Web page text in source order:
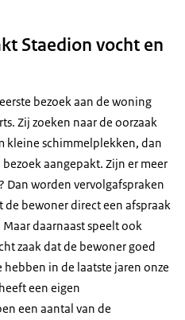
Staedion vocht en
bezoek aan de woning
Zij zoeken naar de oorzaak
kleine schimmelplekken, dan
aangepakt. Zijn er meer
Dan worden vervolgafspraken
bewoner direct een afspraak
daarnaast speelt ook
zaak dat de bewoner goed
in de laatste jaren onze
een eigen
een aantal van de